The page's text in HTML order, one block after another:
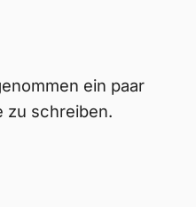
ein paar
zu schreiben.